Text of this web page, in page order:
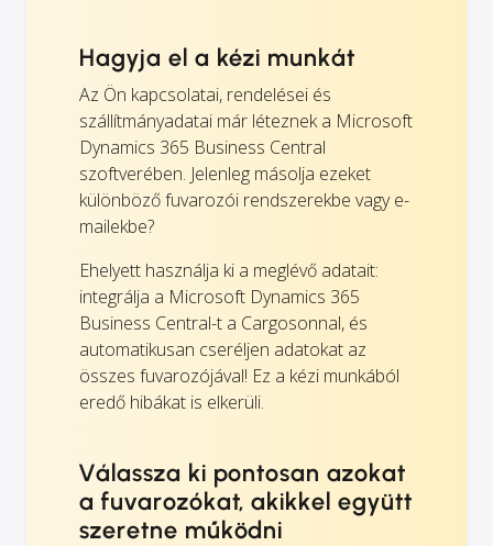
Hagyja el a kézi munkát
Az Ön kapcsolatai, rendelései és
szállítmányadatai már léteznek a Microsoft
Dynamics 365 Business Central
szoftverében. Jelenleg másolja ezeket
különböző fuvarozói rendszerekbe vagy e-
mailekbe?
Ehelyett használja ki a meglévő adatait:
integrálja a Microsoft Dynamics 365
Business Central-t a Cargosonnal, és
automatikusan cseréljen adatokat az
összes fuvarozójával! Ez a kézi munkából
eredő hibákat is elkerüli.
Válassza ki pontosan azokat
a fuvarozókat, akikkel együtt
szeretne működni